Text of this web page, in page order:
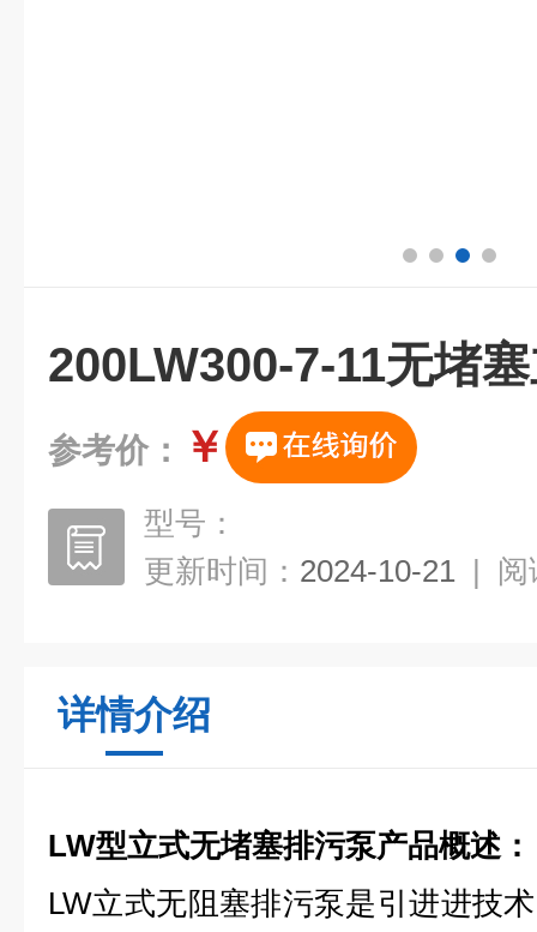
200LW300-7-11无堵
参考价： ￥
型号：
更新时间： 2024-10-21 | 阅
详情介绍
LW型立式无堵塞排污泵产品概述：
LW立式无阻塞排污泵是引进进技